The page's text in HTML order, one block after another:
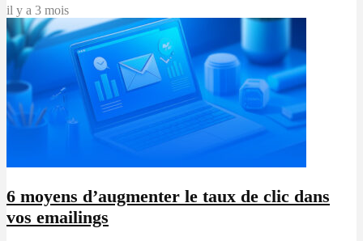
il y a 3 mois
6 moyens d’augmenter le taux de clic dans
vos emailings